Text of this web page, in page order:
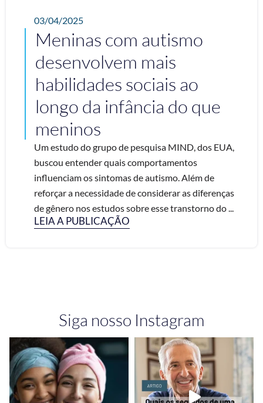
03/04/2025
Meninas com autismo
desenvolvem mais
habilidades sociais ao
longo da infância do que
meninos
Um estudo do grupo de pesquisa MIND, dos EUA,
buscou entender quais comportamentos
influenciam os sintomas de autismo. Além de
reforçar a necessidade de considerar as diferenças
de gênero nos estudos sobre esse transtorno do ...
LEIA A PUBLICAÇÃO
Siga nosso Instagram